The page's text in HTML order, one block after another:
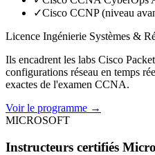
✓Cisco CCNP (niveau
Licence Ingénierie Systèmes &
Ils encadrent les labs Cisco
configurations réseau en temps
exactes de l'examen CCNA.
Voir le programme →
MICROSOFT
Instructeurs certifiés